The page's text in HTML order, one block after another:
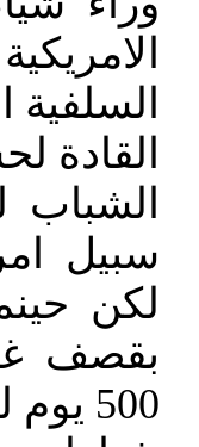
القادة
الشباب
سبيل
لكن
بقصف
500